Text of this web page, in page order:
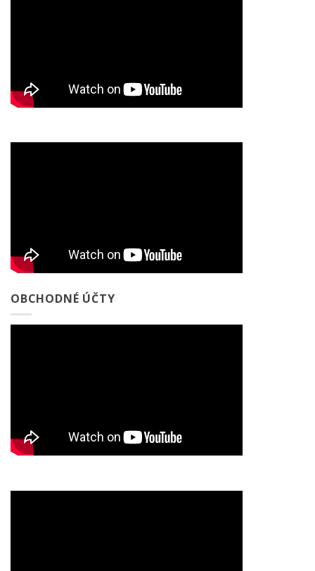
OBCHODNÉ ÚČTY